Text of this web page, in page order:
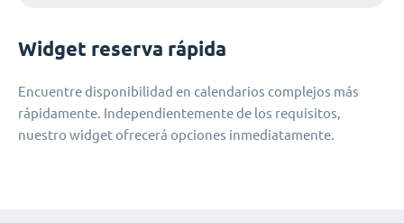
Widget reserva rápida
Encuentre disponibilidad en calendarios complejos más
rápidamente. Independientemente de los requisitos,
nuestro widget ofrecerá opciones inmediatamente.